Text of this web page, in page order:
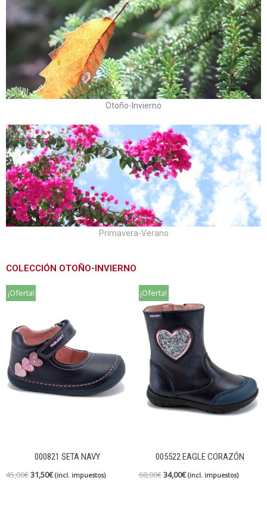
Otoño-Invierno
Primavera-Verano
COLECCIÓN OTOÑO-INVIERNO
¡Oferta!
000821 SETA NAVY
45,00€31,50€ (incl. impuestos)
¡Oferta!
005522 EAGLE CORAZÓN
68,00€34,00€ (incl. impuestos)